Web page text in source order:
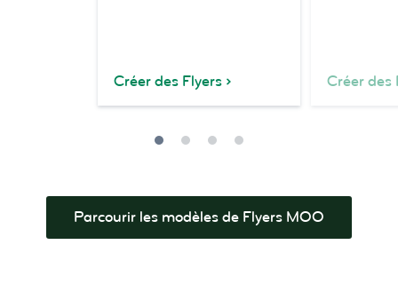
Créer des Flyers Créer des
Parcourir les modèles de Flyers MOO